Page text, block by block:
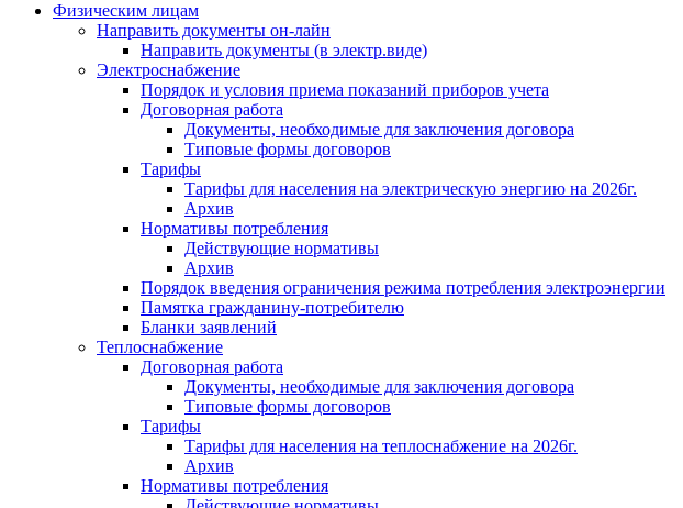
Физическим лицам
Направить документы он-лайн
Направить документы (в электр.виде)
Электроснабжение
Порядок и условия приема показаний приборов учета
Договорная работа
Документы, необходимые для заключения договора
Типовые формы договоров
Тарифы
Тарифы для населения на электрическую энергию на 2026г.
Архив
Нормативы потребления
Действующие нормативы
Архив
Порядок введения ограничения режима потребления электроэнергии
Памятка гражданину-потребителю
Бланки заявлений
Теплоснабжение
Договорная работа
Документы, необходимые для заключения договора
Типовые формы договоров
Тарифы
Тарифы для населения на теплоснабжение на 2026г.
Архив
Нормативы потребления